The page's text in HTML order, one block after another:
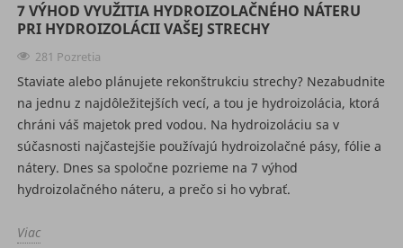
7 VÝHOD VYUŽITIA HYDROIZOLAČNÉHO NÁTERU
PRI HYDROIZOLÁCII VAŠEJ STRECHY
281 Pozretia
Staviate alebo plánujete rekonštrukciu strechy? Nezabudnite
na jednu z najdôležitejších vecí, a tou je hydroizolácia, ktorá
chráni váš majetok pred vodou. Na hydroizoláciu sa v
súčasnosti najčastejšie používajú hydroizolačné pásy, fólie a
nátery. Dnes sa spoločne pozrieme na 7 výhod
hydroizolačného náteru, a prečo si ho vybrať.
Viac